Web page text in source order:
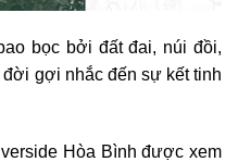
bọc bởi đất đai, núi đồi,
gợi nhắc đến sự kết tinh
Hòa Bình được xem